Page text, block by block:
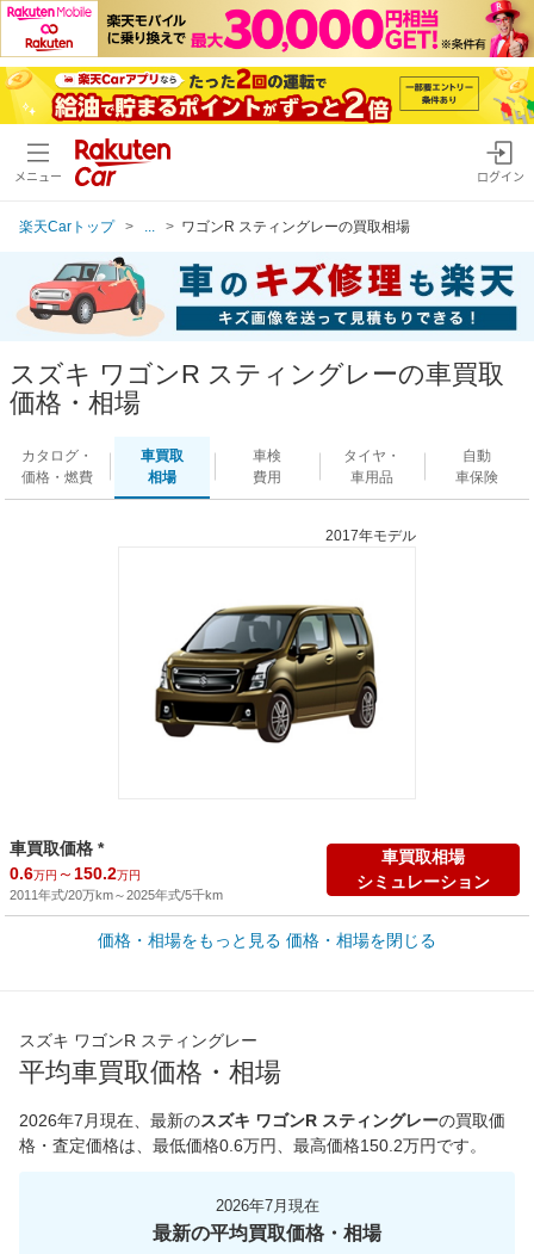
メニュー ログイン
楽天Carトップ ワゴンR スティングレーの買取相場
スズキ ワゴンR スティングレーの車買取
価格・相場
カタログ・
価格・燃費
車買取
相場
車検
費用
タイヤ・
車用品
自動
車保険
2017年モデル
車買取価格 *
0.6万円 ～ 150.2万円
2011年式/20万km～2025年式/5千km
車買取相場
シミュレーション
新車カタログ価格
他車種を
45,550円
価格・相場をもっと見る 価格・相場を閉じる
スズキ ワゴンR スティングレー
平均車買取価格・相場
2026年7月現在 、最新のスズキ ワゴンR スティングレーの買取価
格・査定価格は、最低価格0.6万円、最高価格150.2万円です。
2026年7月現在
最新の平均買取価格・相場